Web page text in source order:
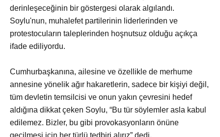
derinleşeceğinin bir göstergesi olarak algılandı.
Soylu'nun, muhalefet partilerinin liderlerinden ve
protestocuların taleplerinden hoşnutsuz olduğu açıkça
ifade ediliyordu.
Cumhurbaşkanına, ailesine ve özellikle de merhume
annesine yönelik ağır hakaretlerin, sadece bir kişiyi değil,
tüm devletin temsilcisi ve onun yakın çevresini hedef
aldığına dikkat çeken Soylu, “Bu tür söylemler asla kabul
edilemez. Bizler, bu gibi provokasyonların önüne
geçilmesi için her türlü tedbiri alırız” dedi.